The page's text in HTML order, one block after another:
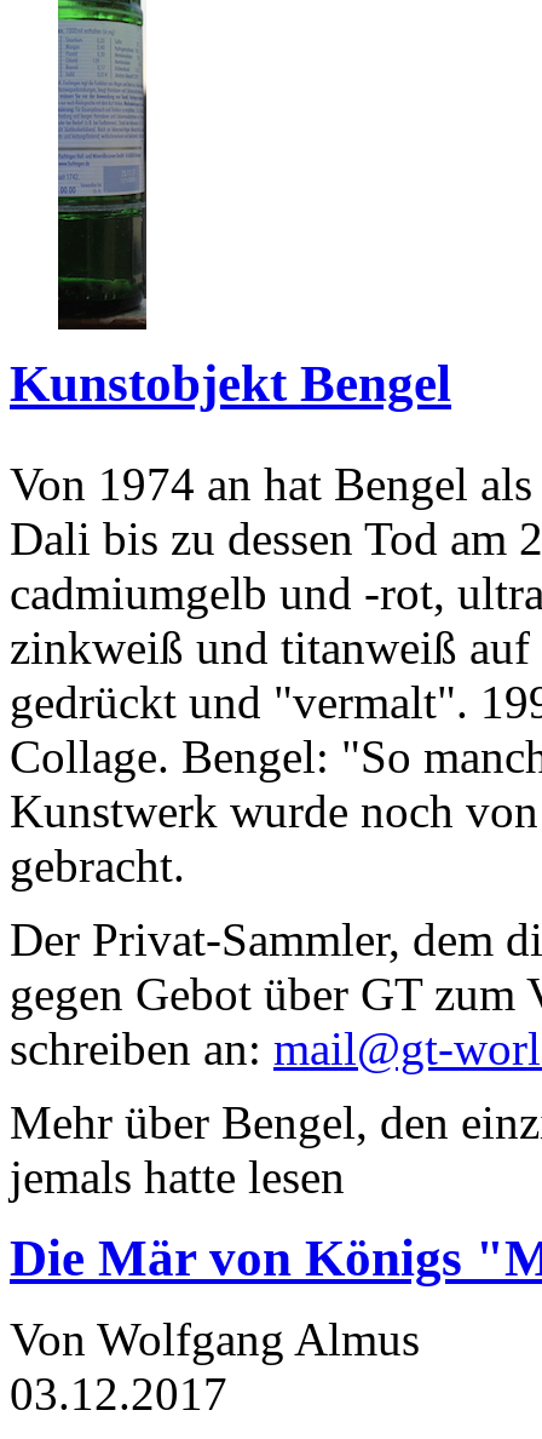
Kunstobjekt Bengel
Von 1974 an hat Bengel
Dali bis zu dessen Tod am
cadmiumgelb und -rot,
zinkweiß und titanweiß
gedrückt und "vermalt".
Collage. Bengel: "So
Kunstwerk wurde noch
gebracht.
Der Privat-Sammler, dem
gegen Gebot über GT zum
schreiben an: mail@gt-
Mehr über Bengel, den
jemals hatte lesen
Die Mär von Königs
Von Wolfgang Almus
03.12.2017